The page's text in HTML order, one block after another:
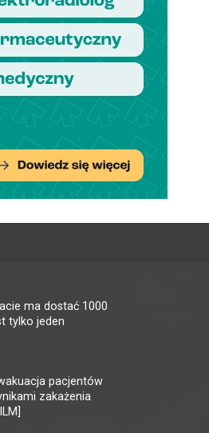
ma dostać 1000
tylko jeden
pacjentów
zakażenia